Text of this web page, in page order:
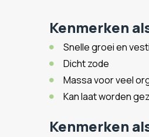
Kenmerken
Snelle groei en
Dicht zode
Massa voor veel
Kan laat worden
Kenmerken